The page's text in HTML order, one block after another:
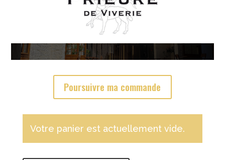
Commande
Poursuivre ma commande
Votre panier est actuellement vide.